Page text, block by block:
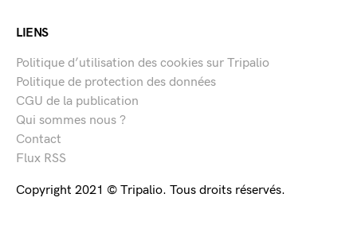
LIENS
Politique d’utilisation des cookies sur Tripalio
Politique de protection des données
CGU de la publication
Qui sommes nous ?
Contact
Flux RSS
Copyright 2021 © Tripalio. Tous droits réservés.